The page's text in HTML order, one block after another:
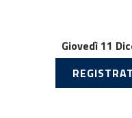
Giovedì 11